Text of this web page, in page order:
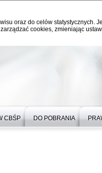
oraz do celów statystycznych.
cookies, zmieniając
CBŚP DO POBRANIA